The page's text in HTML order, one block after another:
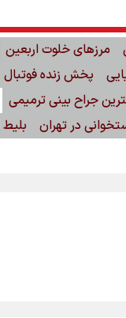
مرزهای خلوت اربعین
پخش زنده فوتبال
جراح بینی ترمیمی
در تهران